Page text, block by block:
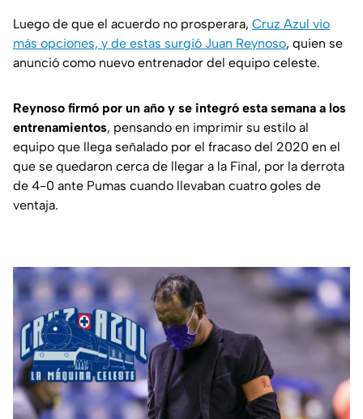
Luego de que el acuerdo no prosperara, Cruz Azul vio
más opciones, y de estas surgió Juan Reynoso, quien se
anunció como nuevo entrenador del equipo celeste.
Reynoso firmó por un año y se integró esta semana a los
entrenamientos, pensando en imprimir su estilo al
equipo que llega señalado por el fracaso del 2020 en el
que se quedaron cerca de llegar a la Final, por la derrota
de 4-0 ante Pumas cuando llevaban cuatro goles de
ventaja.